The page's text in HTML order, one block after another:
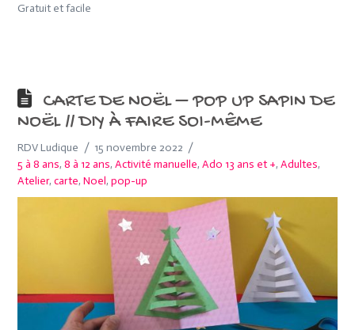
Gratuit et facile
CARTE DE NOËL – POP UP SAPIN DE
NOËL // DIY À FAIRE SOI-MÊME
RDV Ludique
15 novembre 2022
5 à 8 ans,8 à 12 ans,Activité manuelle,Ado 13 ans et +,Adultes,
Atelier,carte,Noel,pop-up